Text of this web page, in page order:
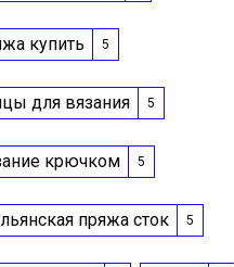
купить 5
для вязания 5
крючком 5
пряжа сток 5